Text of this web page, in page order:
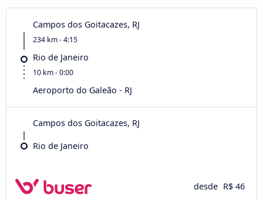
Campos dos Goitacazes, RJ
234 km - 4:15
Rio de Janeiro
10 km - 0:00
Aeroporto do Galeão - RJ
Campos dos Goitacazes, RJ
Rio de Janeiro
desde R$ 46